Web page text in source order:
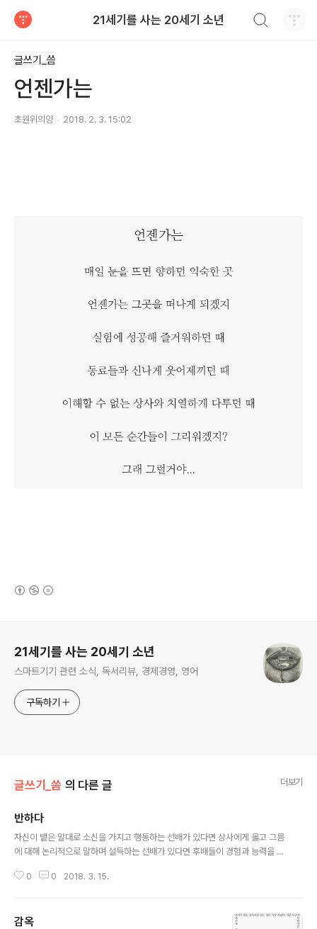
21세기를 사는 20세기 소년
글쓰기_씀
언젠가는
초원위의양 2018. 2. 3. 15:02
21세기를 사는 20세기 소년
스마트기기 관련 소식, 독서리뷰, 경제경영, 영어
구독하기
글쓰기_씀 의 다른 글 더보기
반하다
자신이 뱉은 말대로 소신을 가지고 행동하는 선배가 있다면 상사에게 옳고 그름
에 대해 논리적으로 말하며 설득하는 선배가 있다면 후배들이 경험과 능력을 확
의 일을 마치고 정시에 퇴근하는 문화를 장려하는 선배가 있다면 권력에 줄을
다 이런 선배가 될 수 있다면 직장에서도 행복할 것 같다
0 0 2018. 3. 15.
감옥